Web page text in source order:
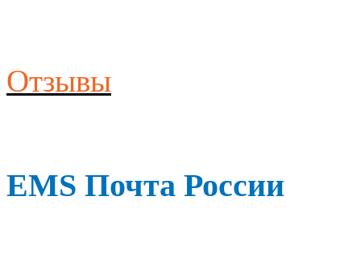
Отзывы
EMS Почта России